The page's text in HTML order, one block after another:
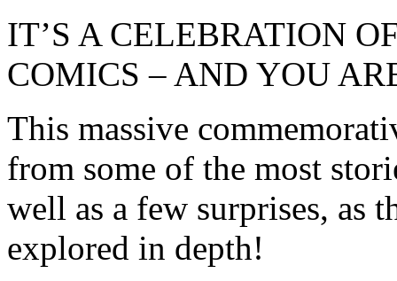
IT’S A CELEBRATION
COMICS – AND YOU
This massive
from some of the most
well as a few surprises, as
explored in depth!